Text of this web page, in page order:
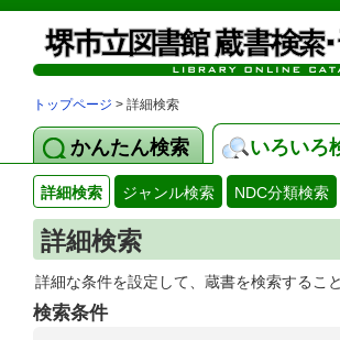
トップページ > 詳細検索
かんたん検索 いろいろ
詳細検索 ジャンル検索 NDC分類検索
詳細検索
詳細な条件を設定して、蔵書を検索するこ
検索条件